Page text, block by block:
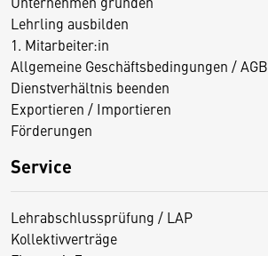
Lehrling ausbilden
1. Mitarbeiter:in
Allgemeine Geschäftsbedingungen / AGB
Dienstverhältnis beenden
Exportieren / Importieren
Förderungen
Service
Lehrabschlussprüfung / LAP
Kollektivverträge